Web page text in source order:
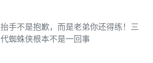
抬手不是抱歉，而是老弟你还得练！三
代蜘蛛侠根本不是一回事